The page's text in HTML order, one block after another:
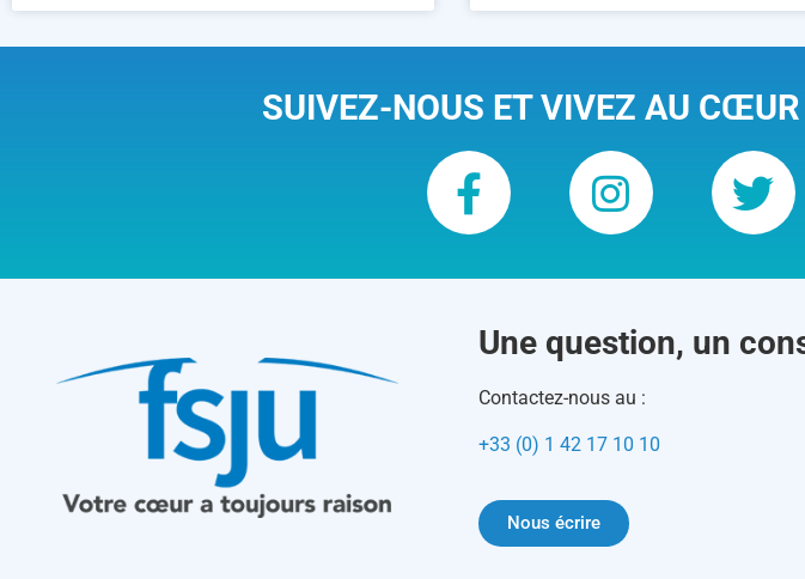
SUIVEZ-NOUS ET VIVEZ AU
Une question, un
Contactez-nous au :
+33 (0) 1 42 17 10 10
Nous écrire